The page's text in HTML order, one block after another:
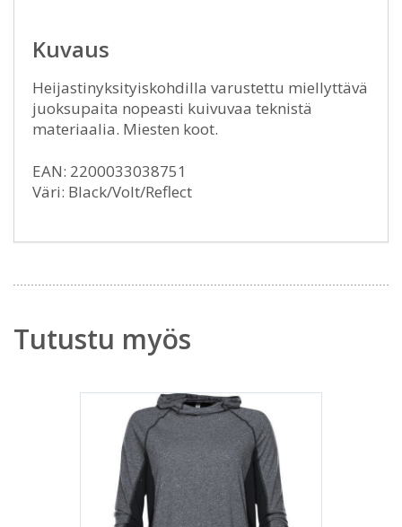
Kuvaus
Heijastinyksityiskohdilla varustettu miellyttävä
juoksupaita nopeasti kuivuvaa teknistä
materiaalia. Miesten koot.
EAN: 2200033038751
Väri: Black/Volt/Reflect
Tutustu myös